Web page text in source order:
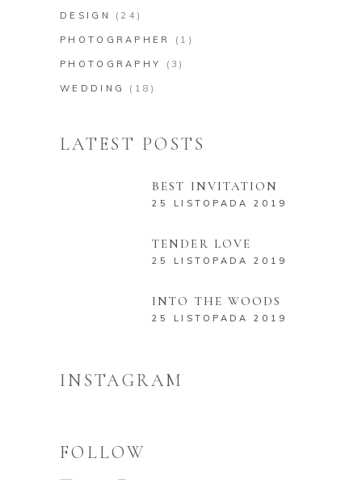
DESIGN (24)
PHOTOGRAPHER (1)
PHOTOGRAPHY (3)
WEDDING (18)
LATEST POSTS
BEST INVITATION
25 LISTOPADA 2019
TENDER LOVE
25 LISTOPADA 2019
INTO THE WOODS
25 LISTOPADA 2019
INSTAGRAM
FOLLOW